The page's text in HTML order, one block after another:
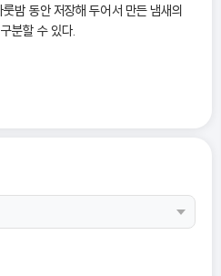
밤 동안 저장해 두어서 만든 냄새의
분할 수 있다.